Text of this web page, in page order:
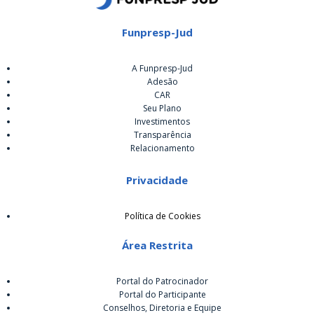
Funpresp-Jud
A Funpresp-Jud
Adesão
CAR
Seu Plano
Investimentos
Transparência
Relacionamento
Privacidade
Política de Cookies
Área Restrita
Portal do Patrocinador
Portal do Participante
Conselhos, Diretoria e Equipe